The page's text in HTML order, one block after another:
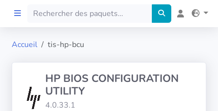
Accueil tis-hp-bcu
HP BIOS CONFIGURATION
UTILITY
4.0.33.1